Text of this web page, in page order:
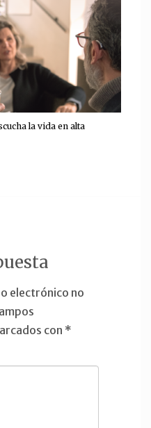
la vida en alta
electrónico no
con *